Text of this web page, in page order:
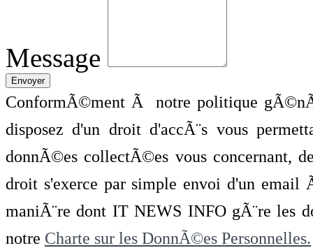
Message
ConformÃ©ment Ã notre politique
disposez d'un droit d'accÃ¨s vous
donnÃ©es collectÃ©es vous concernant,
droit s'exerce par simple envoi d'un
maniÃ¨re dont IT NEWS INFO gÃ¨re les
notre Charte sur les DonnÃ©es Personnelles.